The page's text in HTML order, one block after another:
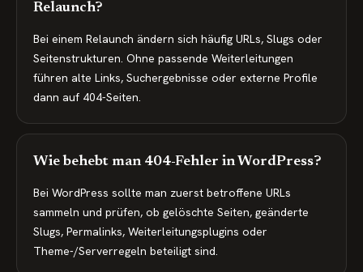
Relaunch?
Bei einem Relaunch ändern sich häufig URLs, Slugs oder
Seitenstrukturen. Ohne passende Weiterleitungen
führen alte Links, Suchergebnisse oder externe Profile
dann auf 404-Seiten.
Wie behebt man 404-Fehler in WordPress?
Bei WordPress sollte man zuerst betroffene URLs
sammeln und prüfen, ob gelöschte Seiten, geänderte
Slugs, Permalinks, Weiterleitungsplugins oder
Theme-/Serverregeln beteiligt sind.